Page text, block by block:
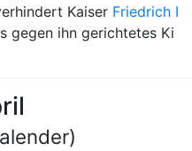
Kaiser Friedrich I
gegen ihn gerichtetes Ki